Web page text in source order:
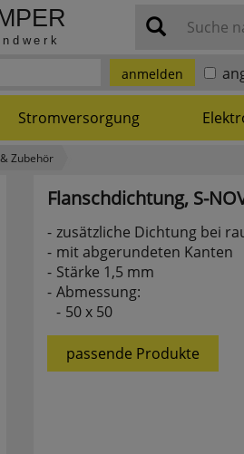
Suche
anmelden
Stromversorgung
Zubehör
Flanschdichtung, S-
zusätzliche Dichtung bei
mit abgerundeten Kanten
Stärke 1,5 mm
Abmessung:
50 x 50
passende Produkte